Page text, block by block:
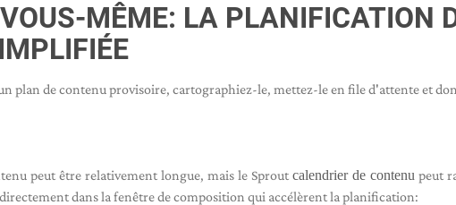
MÊME: LA PLANIFICATION
plan de contenu provisoire, cartographiez-le, mettez-le en file d'attente et
peut être relativement longue, mais le Sproutcalendrier de contenu peut
dans la fenêtre de composition qui accélèrent la planification: